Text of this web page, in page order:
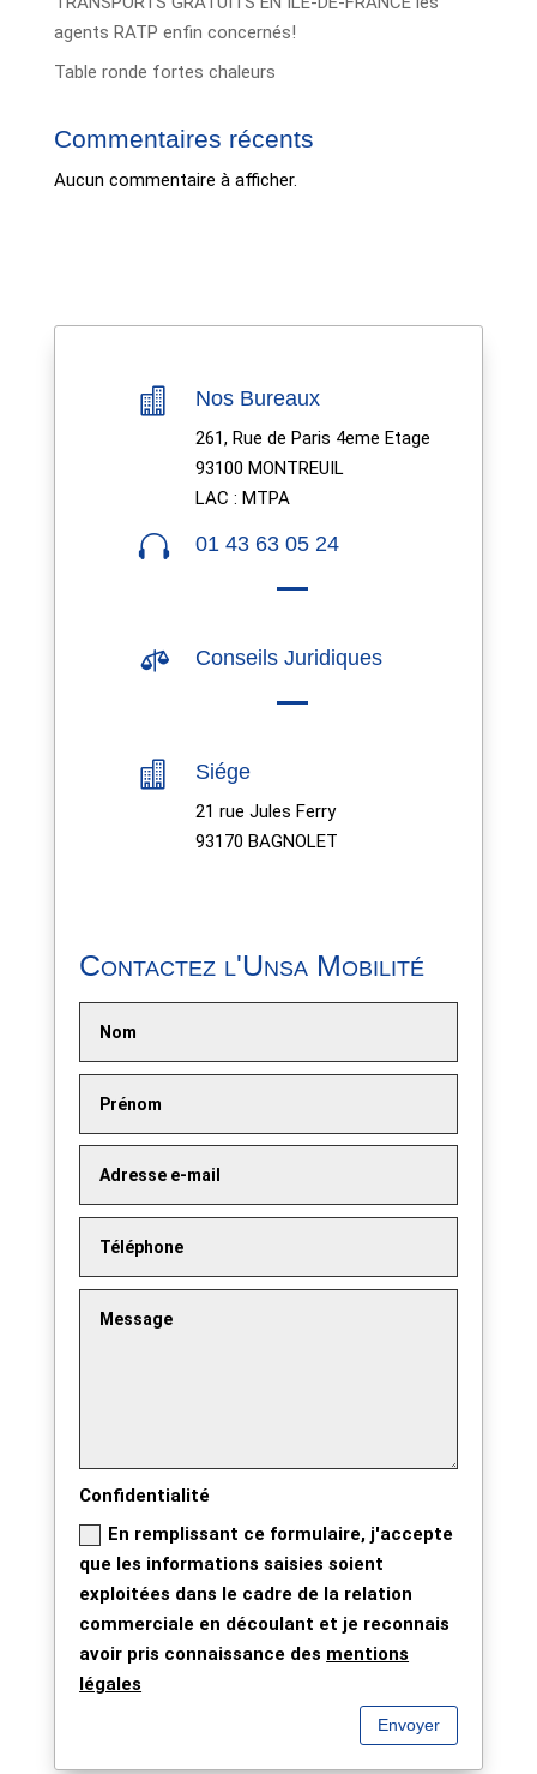
agents RATP enfin concernés!
Table ronde fortes chaleurs
Commentaires récents
Aucun commentaire à afficher.
 Nos Bureaux
261, Rue de Paris 4eme Etage
93100 MONTREUIL
LAC : MTPA
 01 43 63 05 24
 Conseils Juridiques
 Siége
21 rue Jules Ferry
93170 BAGNOLET
Contactez l'Unsa Mobilité
Confidentialité
En remplissant ce formulaire, j'accepte
que les informations saisies soient
exploitées dans le cadre de la relation
commerciale en découlant et je reconnais
avoir pris connaissance des mentions
légales
Envoyer